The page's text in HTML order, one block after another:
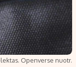
Openverse nuotr.